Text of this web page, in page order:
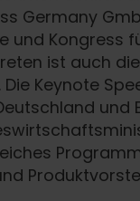
Germany
und Kongress
ist auch
Die Keynote
und